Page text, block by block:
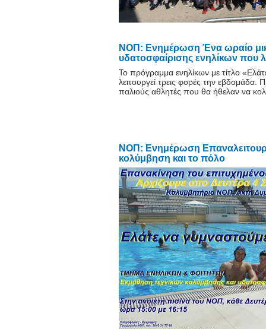
NOΠ: Ενημέρωση Ένα ωραίο
υδατοσφαίρισης ενηλίκων που
Το πρόγραμμα ενηλίκων με τίτλο
λειτουργεί τρεις φορές την εβδομάδα.
παλιούς αθλητές που θα ήθελαν να
NOΠ: Ενημέρωση
κολύμβηση και το πόλο